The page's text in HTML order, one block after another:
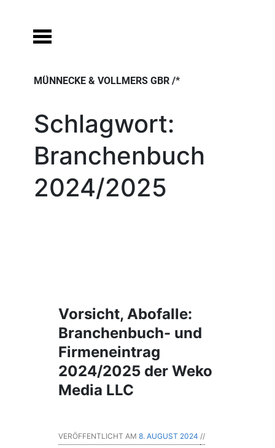
content
MÜNNECKE & VOLLMERS GBR /*
Schlagwort:
Branchenbuch
2024/2025
Vorsicht, Abofalle:
Branchenbuch- und
Firmeneintrag
2024/2025 der Weko
Media LLC
VERÖFFENTLICHT AM 8. AUGUST 2024 //